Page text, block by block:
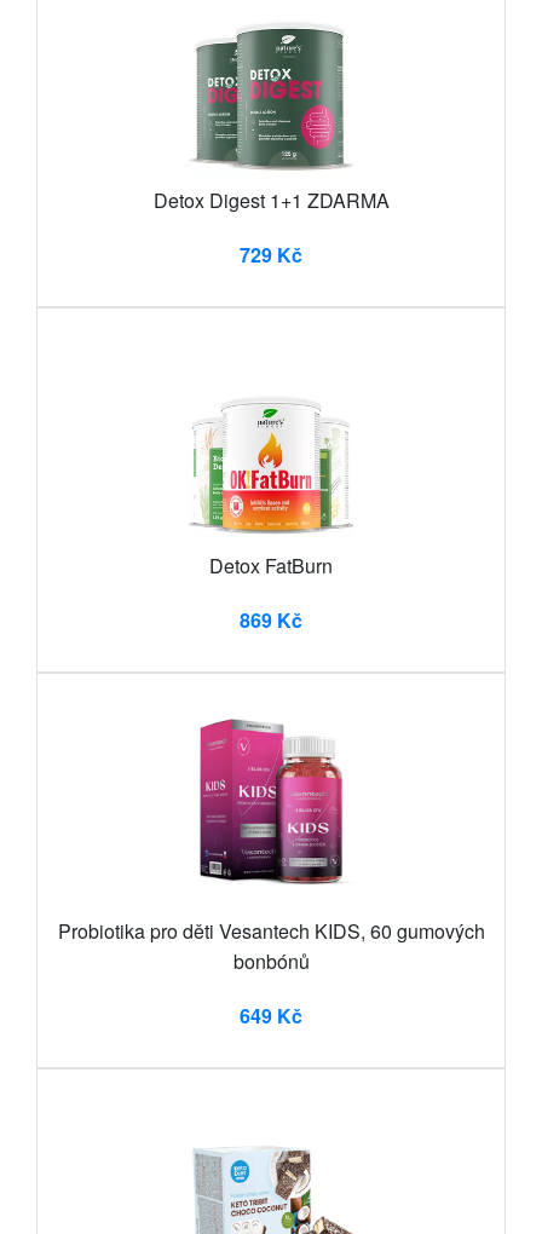
Detox Digest 1+1 ZDARMA
729 Kč
Detox FatBurn
869 Kč
Probiotika pro děti Vesantech KIDS, 60 gumových
bonbónů
649 Kč